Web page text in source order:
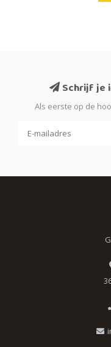
Schrijf je
Als eerste op de